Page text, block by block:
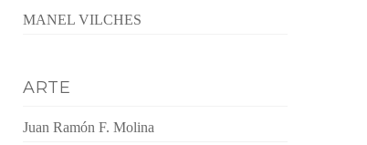
MANEL VILCHES
ARTE
Juan Ramón F. Molina